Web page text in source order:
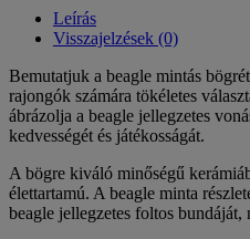
Leírás
Visszajelzések (0)
Bemutatjuk a beagle mintás
rajongók számára tökéletes
ábrázolja a beagle jellegzetes
kedvességét és játékosságát.
A bögre kiváló minőségű
élettartamú. A beagle minta
beagle jellegzetes foltos bundáját,